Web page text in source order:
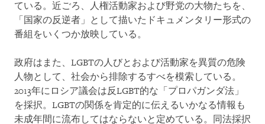
ている。近ごろ、人権活動家および野党の大物たちを、
「国家の反逆者」として描いたドキュメンタリー形式の
番組をいくつか放映している。
政府はまた、LGBTの人びとおよび活動家を異質の危険
人物として、社会から排除するすべを模索している。
2013年にロシア議会は反LGBT的な「プロパガンダ法」
を採択。LGBTの関係を肯定的に伝えるいかなる情報も
未成年間に流布してはならないと定めている。同法採択